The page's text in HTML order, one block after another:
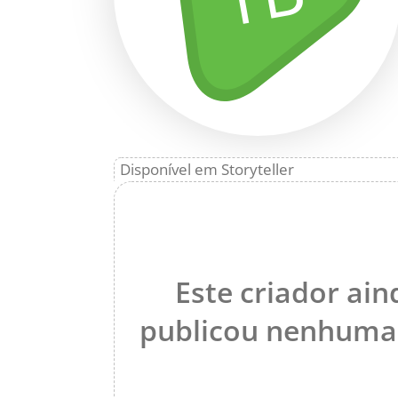
Disponível em Storyteller
Este criador
publicou